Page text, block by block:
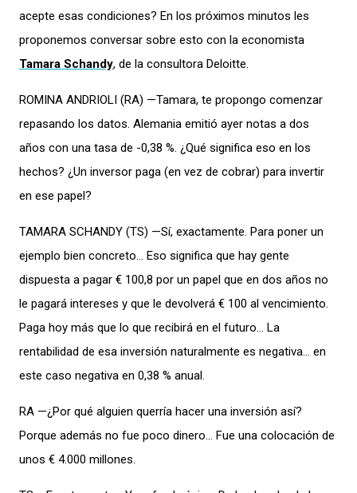
acepte esas condiciones? En los próximos minutos les
proponemos conversar sobre esto con la economista
Tamara Schandy, de la consultora Deloitte.
ROMINA ANDRIOLI (RA) —Tamara, te propongo comenzar
repasando los datos. Alemania emitió ayer notas a dos
años con una tasa de -0,38 %. ¿Qué significa eso en los
hechos? ¿Un inversor paga (en vez de cobrar) para invertir
en ese papel?
TAMARA SCHANDY (TS) —Sí, exactamente. Para poner un
ejemplo bien concreto… Eso significa que hay gente
dispuesta a pagar € 100,8 por un papel que en dos años no
le pagará intereses y que le devolverá € 100 al vencimiento.
Paga hoy más que lo que recibirá en el futuro… La
rentabilidad de esa inversión naturalmente es negativa… en
este caso negativa en 0,38 % anual.
RA —¿Por qué alguien querría hacer una inversión así?
Porque además no fue poco dinero… Fue una colocación de
unos € 4.000 millones.